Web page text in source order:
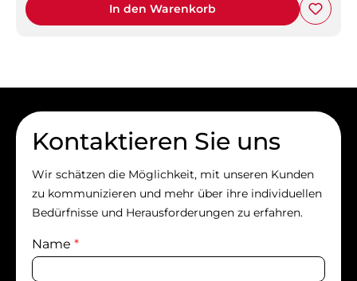
In den Warenkorb
Kontaktieren Sie uns
Wir schätzen die Möglichkeit, mit unseren Kunden
zu kommunizieren und mehr über ihre individuellen
Bedürfnisse und Herausforderungen zu erfahren.
Name *